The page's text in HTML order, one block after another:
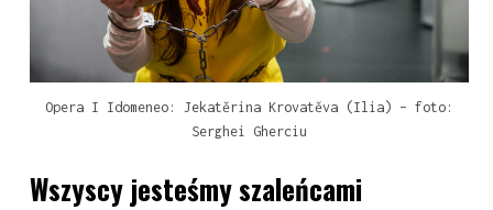
Opera I Idomeneo: Jekatěrina Krovatěva (Ilia) – foto:
Serghei Gherciu
Wszyscy jesteśmy szaleńcami